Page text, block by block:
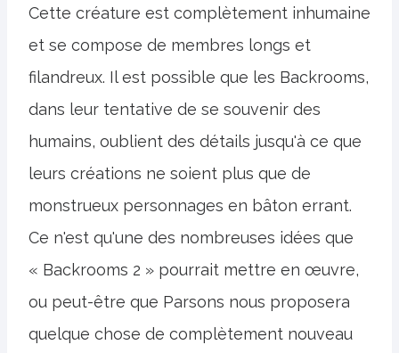
Cette créature est complètement inhumaine
et se compose de membres longs et
filandreux. Il est possible que les Backrooms,
dans leur tentative de se souvenir des
humains, oublient des détails jusqu'à ce que
leurs créations ne soient plus que de
monstrueux personnages en bâton errant.
Ce n'est qu'une des nombreuses idées que
« Backrooms 2 » pourrait mettre en œuvre,
ou peut-être que Parsons nous proposera
quelque chose de complètement nouveau